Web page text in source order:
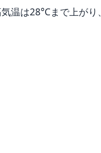
温は28°Cまで上がり、